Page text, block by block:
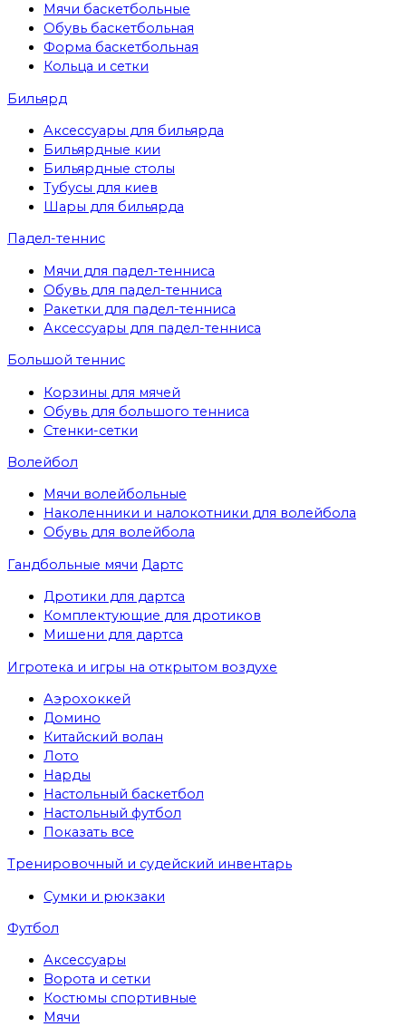
Мячи баскетбольные
Обувь баскетбольная
Форма баскетбольная
Кольца и сетки
Бильярд
Аксессуары для бильярда
Бильярдные кии
Бильярдные столы
Тубусы для киев
Шары для бильярда
Падел-теннис
Мячи для падел-тенниса
Обувь для падел-тенниса
Ракетки для падел-тенниса
Аксессуары для падел-тенниса
Большой теннис
Корзины для мячей
Обувь для большого тенниса
Стенки-сетки
Волейбол
Мячи волейбольные
Наколенники и налокотники для волейбола
Обувь для волейбола
Гандбольные мячи Дартс
Дротики для дартса
Комплектующие для дротиков
Мишени для дартса
Игротека и игры на открытом воздухе
Аэрохоккей
Домино
Китайский волан
Лото
Нарды
Настольный баскетбол
Настольный футбол
Показать все
Тренировочный и судейский инвентарь
Сумки и рюкзаки
Футбол
Аксессуары
Ворота и сетки
Костюмы спортивные
Мячи